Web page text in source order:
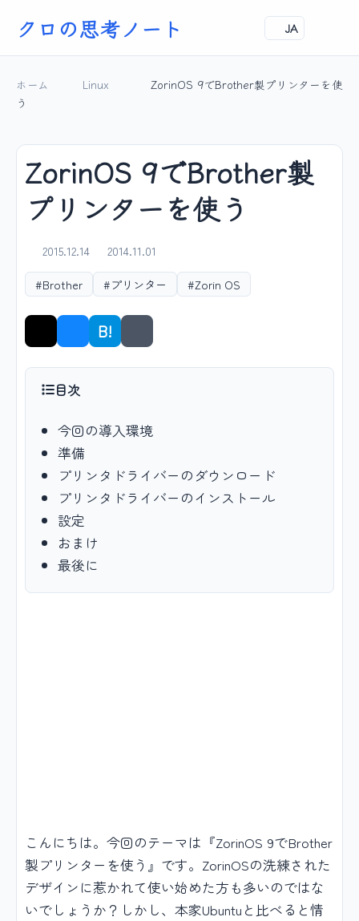
クロの思考ノート JA
ホーム Linux
ZorinOS 9でBrother製プリンターを使
う
ZorinOS 9でBrother製
プリンターを使う
2015.12.14
2014.11.01
#Brother
#プリンター #Zorin OS
B! シェア
目次
今回の導入環境
準備
プリンタドライバーのダウンロード
プリンタドライバーのインストール
設定
おまけ
最後に
こんにちは。今回のテーマは『ZorinOS 9でBrother
製プリンターを使う』です。ZorinOSの洗練された
デザインに惹かれて使い始めた方も多いのではな
いでしょうか？しかし、本家Ubuntuと比べると情